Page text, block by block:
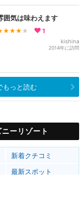
囲気は味わえます
★ 1
kishina
2014年に訪問
もっと読む
ーリゾート
新着クチコミ
最新スポット